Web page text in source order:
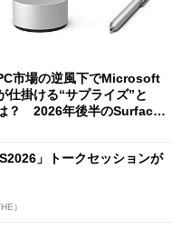
市場の逆風下でMicrosoft
仕掛ける“サプライズ”と
？ 2026年後半のSurface
」トークセッションが
）